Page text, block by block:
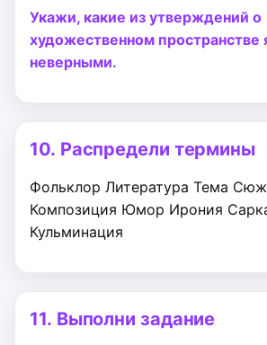
Укажи, какие из утверждений о
художественном пространстве
неверными.
10. Распредели термины
Фольклор Литература Тема
Композиция Юмор Ирония
Кульминация
11. Выполни задание